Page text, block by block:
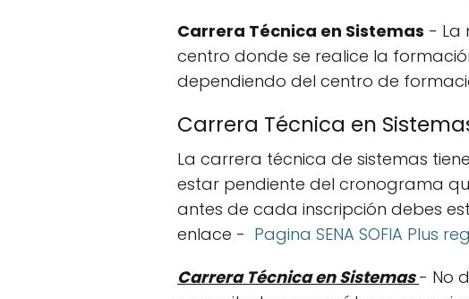
Carrera Técnica en Sistemas - La
centro donde se realice la
dependiendo del centro de
Carrera Técnica en
La carrera técnica de sistemas
estar pendiente del cronograma
antes de cada inscripción debes
enlace - Pagina SENA SOFIA Plus
Carrera Técnica en Sistemas - No